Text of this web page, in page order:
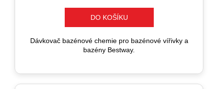
DO KOŠÍKU
Dávkovač bazénové chemie pro bazénové vířivky a
bazény Bestway.